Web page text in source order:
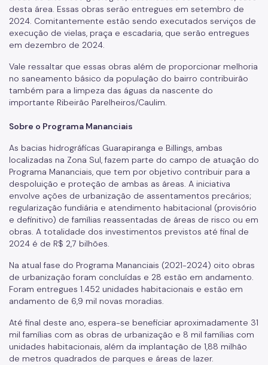
desta área. Essas obras serão entregues em setembro de
2024. Comitantemente estão sendo executados serviços de
execução de vielas, praça e escadaria, que serão entregues
em dezembro de 2024.
Vale ressaltar que essas obras além de proporcionar melhoria
no saneamento básico da população do bairro contribuirão
também para a limpeza das águas da nascente do
importante Ribeirão Parelheiros/Caulim.
Sobre o Programa Mananciais
As bacias hidrográficas Guarapiranga e Billings, ambas
localizadas na Zona Sul, fazem parte do campo de atuação do
Programa Mananciais, que tem por objetivo contribuir para a
despoluição e proteção de ambas as áreas. A iniciativa
envolve ações de urbanização de assentamentos precários;
regularização fundiária e atendimento habitacional (provisório
e definitivo) de famílias reassentadas de áreas de risco ou em
obras. A totalidade dos investimentos previstos até final de
2024 é de R$ 2,7 bilhões.
Na atual fase do Programa Mananciais (2021-2024) oito obras
de urbanização foram concluídas e 28 estão em andamento.
Foram entregues 1.452 unidades habitacionais e estão em
andamento de 6,9 mil novas moradias.
Até final deste ano, espera-se beneficiar aproximadamente 31
mil famílias com as obras de urbanização e 8 mil famílias com
unidades habitacionais, além da implantação de 1,88 milhão
de metros quadrados de parques e áreas de lazer.